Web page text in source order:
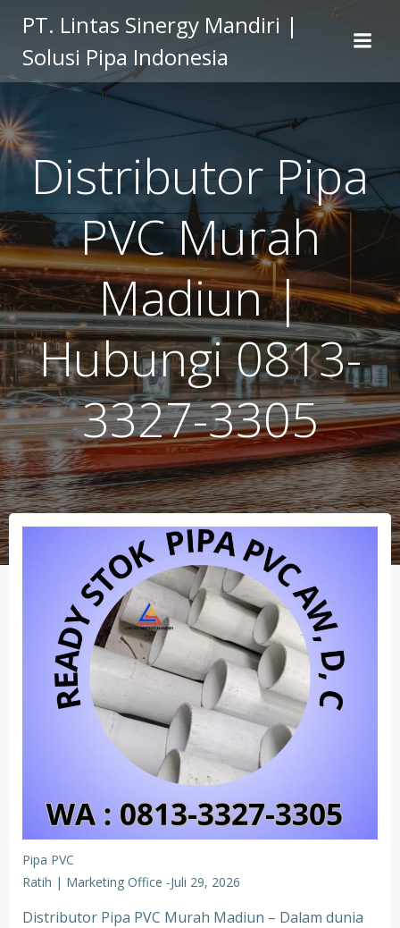
to
content
PT. Lintas Sinergy Mandiri |
Solusi Pipa Indonesia
Distributor Pipa
PVC Murah
Madiun |
Hubungi 0813-
3327-3305
Pipa PVC
Ratih | Marketing Office -Juli 29, 2026
Distributor Pipa PVC Murah Madiun – Dalam dunia